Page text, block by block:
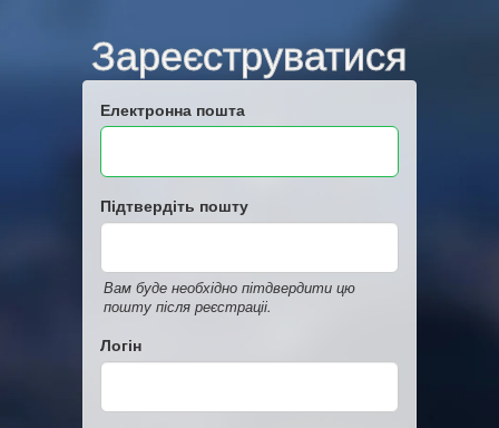
Зареєструватися
Електронна пошта
Підтвердіть пошту
Вам буде необхідно пітдвердити цю
пошту після реєстраціі.
Логін